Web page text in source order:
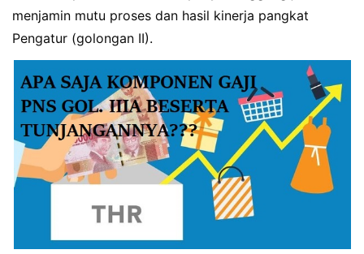
menjamin mutu proses dan hasil kinerja pangkat
Pengatur (golongan II).